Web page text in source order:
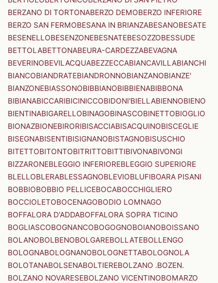
BERZANO DI TORTONABERZO DEMOBERZO INFERIORE
BERZO SAN FERMOBESANA IN BRIANZABESANOBESATE
BESENELLOBESENZONEBESNATEBESOZZOBESSUDE
BETTOLABETTONABEURA-CARDEZZABEVAGNA
BEVERINOBEVILACQUABEZZECCABIANCAVILLABIANCHI
BIANCOBIANDRATEBIANDRONNOBIANZANOBIANZE'
BIANZONEBIASSONOBIBBIANOBIBBIENABIBBONA
BIBIANABICCARIBICINICCOBIDONI'BIELLABIENNOBIENO
BIENTINABIGARELLOBINAGOBINASCOBINETTOBIOGLIO
BIONAZBIONEBIRORIBISACCIABISACQUINOBISCEGLIE
BISEGNABISENTIBISIGNANOBISTAGNOBISUSCHIO
BITETTOBITONTOBITRITTOBITTIBIVONABIVONGI
BIZZARONEBLEGGIO INFERIOREBLEGGIO SUPERIORE
BLELLOBLERABLESSAGNOBLEVIOBLUFIBOARA PISANI
BOBBIOBOBBIO PELLICEBOCABOCCHIGLIERO
BOCCIOLETOBOCENAGOBODIO LOMNAGO
BOFFALORA D'ADDABOFFALORA SOPRA TICINO
BOGLIASCOBOGNANCOBOGOGNOBOIANOBOISSANO
BOLANOBOLBENOBOLGAREBOLLATEBOLLENGO
BOLOGNABOLOGNANOBOLOGNETTABOLOGNOLA
BOLOTANABOLSENABOLTIEREBOLZANO .BOZEN.
BOLZANO NOVARESEBOLZANO VICENTINOBOMARZO